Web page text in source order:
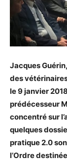
Jacques
des
le 9 janvier
prédécesseur
concentré sur
quelques
pratique 2.0
l’Ordre